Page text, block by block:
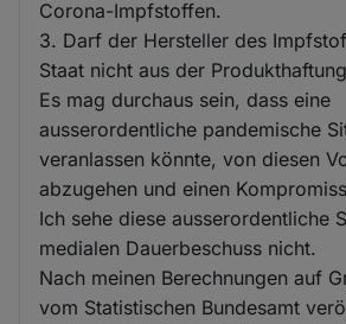
Corona-Impfstoffen.
3. Darf der Hersteller des
Staat nicht aus der
Es mag durchaus sein, dass eine
ausserordentliche pandemische
veranlassen könnte, von diesen
abzugehen und einen
Ich sehe diese ausserordentliche
medialen Dauerbeschuss nicht.
Nach meinen Berechnungen auf
vom Statistischen Bundesamt